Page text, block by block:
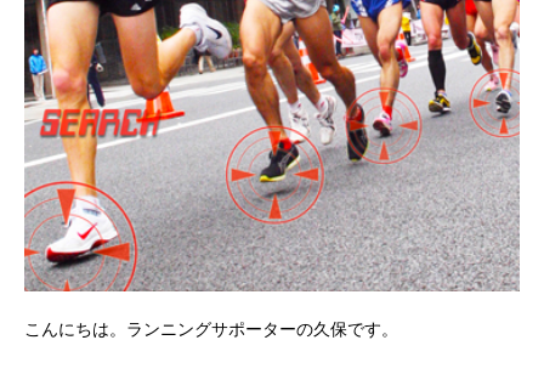
こんにちは。ランニングサポーターの久保です。